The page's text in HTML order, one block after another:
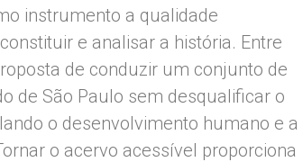
instrumento a qualidade
e analisar a história. Entre
de conduzir um conjunto de
de São Paulo sem desqualificar o
o desenvolvimento humano e a
o acervo acessível proporciona